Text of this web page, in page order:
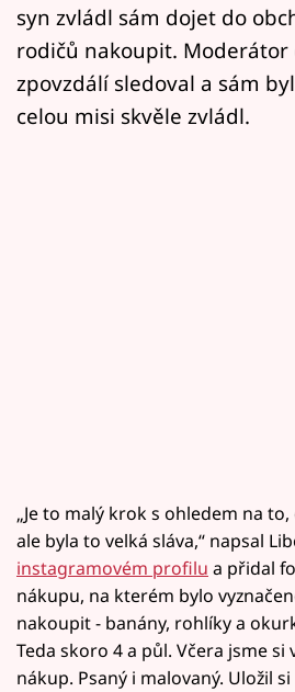
syn zvládl sám dojet do
rodičů nakoupit. Moderátor
zpovzdálí sledoval a sám
celou misi skvěle zvládl.
„Je to malý krok s ohledem na
ale byla to velká sláva,“ napsal
instagramovém profilu a přidal
nákupu, na kterém bylo
nakoupit - banány, rohlíky a
Teda skoro 4 a půl. Včera jsme si
nákup. Psaný i malovaný. Uložil